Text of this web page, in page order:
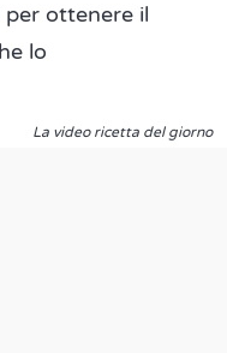
ottenere il
lo
La video ricetta del giorno